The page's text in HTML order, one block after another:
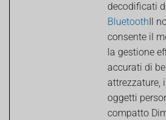
decodificati
Bluetooth Il
consente il
la gestione
accurati di
attrezzature,
oggetti
compatto